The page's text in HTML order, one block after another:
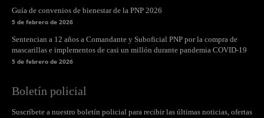
Guía de convenios de bienestar de la PNP 2026
5 de febrero de 2026
Sentencian a 12 años a Comandante y Suboficial PNP por la compra de
mascarillas e implementos de casi un millón durante pandemia COVID-19
5 de febrero de 2026
Boletín policial
Suscríbete a nuestro boletín policial para recibir las últimas noticias, ofertas